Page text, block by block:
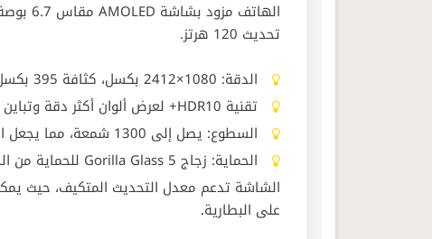
تحديث 120 هرتز.
الدقة: 1080×2412 بكسل، كثافة 395 بكسل لكل بوصة.
تقنية HDR10+ لعرض ألوان أكثر دقة وتباين أفضل.
السطوع: يصل إلى 1300 شمعة، مما يجعل الرؤية واضحة تحت أشعة الشمس.
الحماية: زجاج Gorilla Glass 5 للحماية من الخدوش والصدمات.
على البطارية.